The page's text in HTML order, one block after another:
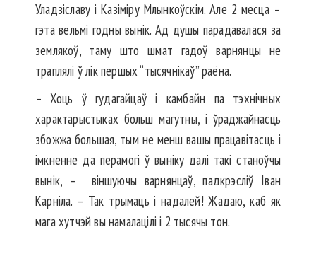
Уладзіславу і Казіміру Млынкоўскім. Але 2 месца –
гэта вельмі годны вынік. Ад душы парадавалася за
землякоў, таму што шмат гадоў варнянцы не
траплялі ў лік першых “тысячнікаў” раёна.
– Хоць ў гудагайцаў і камбайн па тэхнічных
характарыстыках больш магутны, і ўраджайнасць
збожжа большая, тым не менш вашы працавітасць і
імкненне да перамогі ў выніку далі такі станоўчы
вынік, – віншуючы варнянцаў, падкрэсліў Іван
Карніла. – Так трымаць і надалей! Жадаю, каб як
мага хутчэй вы намалацілі і 2 тысячы тон.